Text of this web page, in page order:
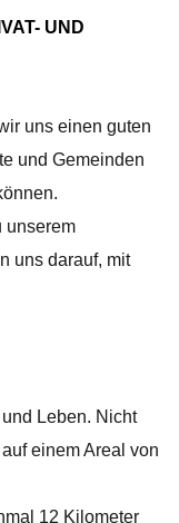
UND
uns einen guten
und Gemeinden
unserem
uns darauf, mit
Leben. Nicht
einem Areal von
12 Kilometer